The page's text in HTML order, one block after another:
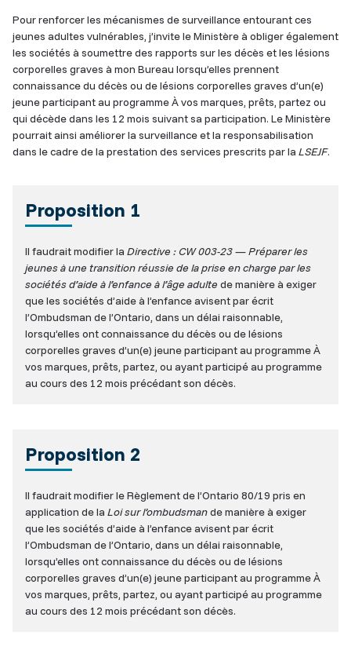
Pour renforcer les mécanismes de surveillance entourant ces
jeunes adultes vulnérables, j’invite le Ministère à obliger également
les sociétés à soumettre des rapports sur les décès et les lésions
corporelles graves à mon Bureau lorsqu’elles prennent
connaissance du décès ou de lésions corporelles graves d’un(e)
jeune participant au programme À vos marques, prêts, partez ou
qui décède dans les 12 mois suivant sa participation. Le Ministère
pourrait ainsi améliorer la surveillance et la responsabilisation
dans le cadre de la prestation des services prescrits par la LSEJF.
Proposition 1
Il faudrait modifier la Directive : CW 003-23 — Préparer les
jeunes à une transition réussie de la prise en charge par les
sociétés d’aide à l’enfance à l’âge adulte de manière à exiger
que les sociétés d’aide à l’enfance avisent par écrit
l’Ombudsman de l’Ontario, dans un délai raisonnable,
lorsqu’elles ont connaissance du décès ou de lésions
corporelles graves d’un(e) jeune participant au programme À
vos marques, prêts, partez, ou ayant participé au programme
au cours des 12 mois précédant son décès.
Proposition 2
Il faudrait modifier le Règlement de l’Ontario 80/19 pris en
application de la Loi sur l’ombudsmande manière à exiger
que les sociétés d’aide à l’enfance avisent par écrit
l’Ombudsman de l’Ontario, dans un délai raisonnable,
lorsqu’elles ont connaissance du décès ou de lésions
corporelles graves d’un(e) jeune participant au programme À
vos marques, prêts, partez, ou ayant participé au programme
au cours des 12 mois précédant son décès.